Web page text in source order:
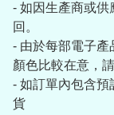
- 如因生產商或供
回。
- 由於每部電子產
顏色比較在意，
- 如訂單內包含預
貨